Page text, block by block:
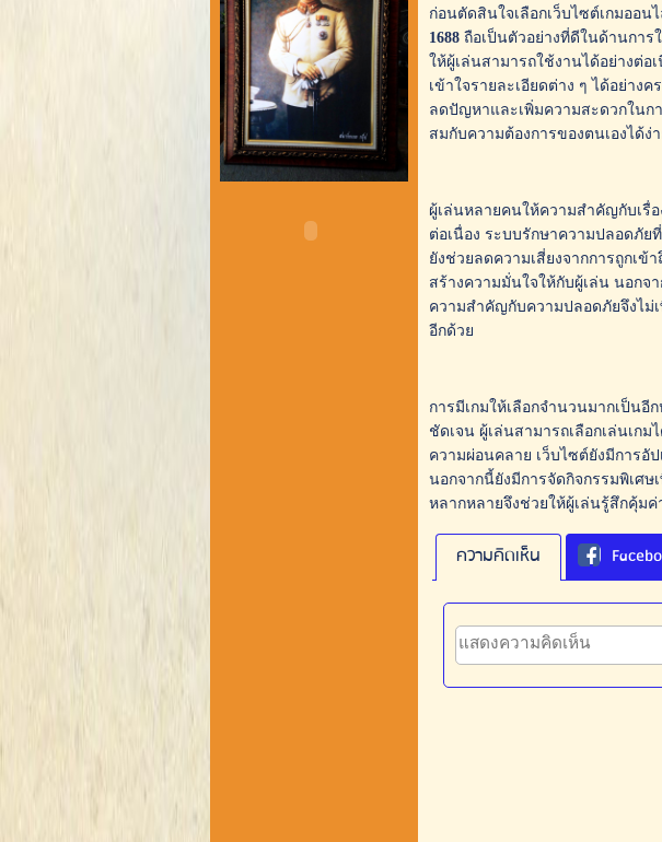
ก่อนตัดสินใจเลือกเว็บไซต์เกมออ
1688ถือเป็นตัวอย่างที่ดีในด้านการ
ให้ผู้เล่นสามารถใช้งานได้อย่างต่อ
เข้าใจรายละเอียดต่าง ๆ ได้อย่า
ลดปัญหาและเพิ่มความสะดวกในก
สมกับความต้องการของตนเองได้ง่
ผู้เล่นหลายคนให้ความสำคัญกับเรื่
ต่อเนื่อง ระบบรักษาความปลอดภั
ยังช่วยลดความเสี่ยงจากการถูกเ
สร้างความมั่นใจให้กับผู้เล่น นอกจ
ความสำคัญกับความปลอดภัยจึงไม่
อีกด้วย
การมีเกมให้เลือกจำนวนมากเป็น
ชัดเจน ผู้เล่นสามารถเลือกเล่นเก
ความผ่อนคลาย เว็บไซต์ยังมีการอั
นอกจากนี้ยังมีการจัดกิจกรรมพิเศษ
หลากหลายจึงช่วยให้ผู้เล่นรู้สึกคุ้มค่
ความคิดเห็น